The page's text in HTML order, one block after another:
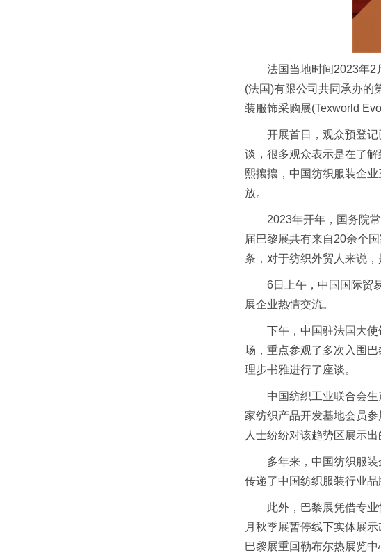
法国当地时间2023年2
(法国)有限公司共同承办的
装服饰采购展(Texworld
开展首日，观众预登记
谈，很多观众表示是在了
熙攘攘，中国纺织服装企业
放。
2023年开年，国务院常
届巴黎展共有来自20余个
条，对于纺织外贸人来说，
6日上午，中国国际贸易
展企业热情交流。
下午，中国驻法国大使
场，重点参观了多次入围
理步书雅进行了座谈。
中国纺织工业联合会生产
家纺织产品开发基地会员
人士纷纷对该趋势区展示
多年来，中国纺织服装企
传递了中国纺织服装行业品
此外，巴黎展凭借专业
月秋季展暂停线下实体展
巴黎展重回勒布尔热展览